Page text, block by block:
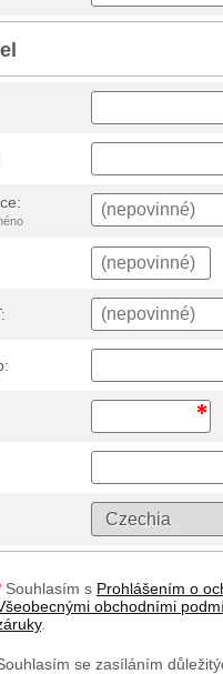
Souhlasím s Prohlášením o
obchodními
.
se zasíláním